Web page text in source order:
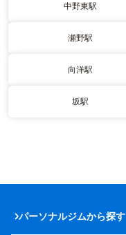
中野東駅
瀬野駅
向洋駅
坂駅
パーソナルジムから探す